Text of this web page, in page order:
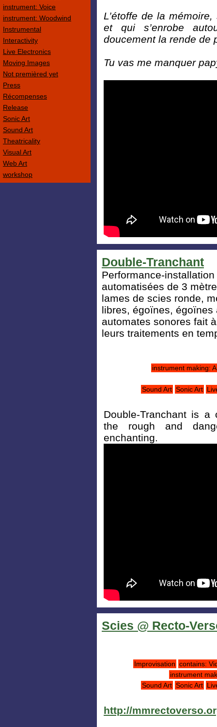
L’étoffe de la
et qui s’enrobe
doucement la rende de
Tu vas me manquer
Double-Tranchant
Performance-
automatisées de 3
lames de scies ronde,
libres, égoïnes,
automates sonores fait
leurs traitements en
instrument making:
Sonic Art
Sound Art
Double-Tranchant is a
the rough and
enchanting.
Scies @ Recto-
contains:
Improvisation
instrument
Sonic Art
Sound Art
http://
instrument: Voice
instrument: Woodwind
Instrumental
Interactivity
Live Electronics
Moving Images
Not premièred yet
Press
Récompenses
Release
Sonic Art
Sound Art
Theatricality
Visual Art
Web Art
workshop